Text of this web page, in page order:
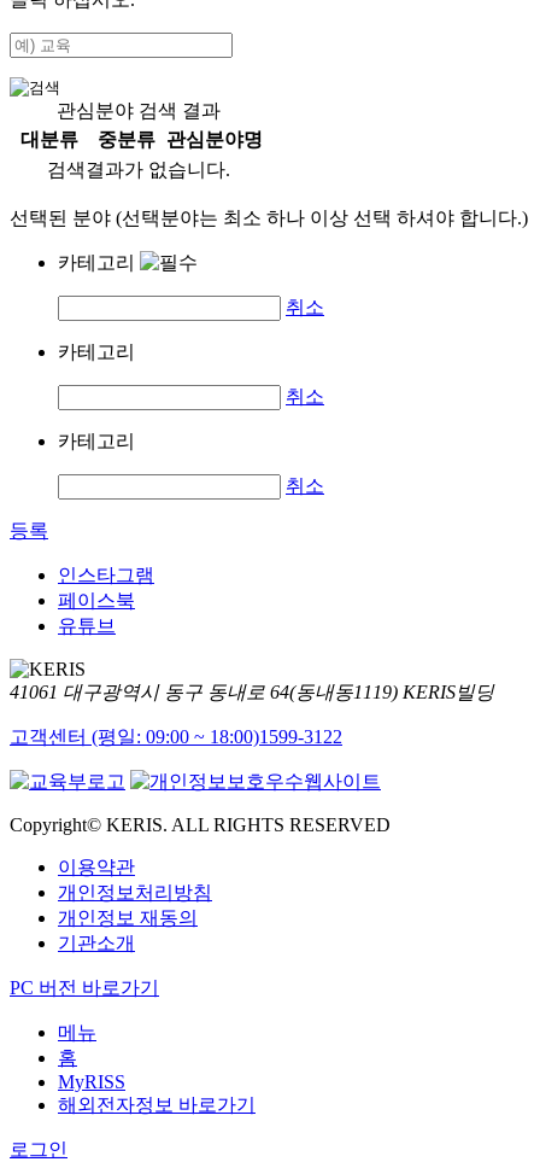
관심분야 검색 결과
대분류
중분류
관심분야명
검색결과가 없습니다.
선택된 분야 (선택분야는 최소 하나 이상 선택 하셔야 합니다.)
카테고리
취소
카테고리
취소
카테고리
취소
등록
인스타그램
페이스북
유튜브
41061 대구광역시 동구 동내로 64(동내동1119) KERIS빌딩
고객센터 (평일: 09:00 ~ 18:00)1599-3122
Copyright© KERIS. ALL RIGHTS RESERVED
이용약관
개인정보처리방침
개인정보 재동의
기관소개
PC 버전 바로가기
메뉴
홈
MyRISS
해외전자정보 바로가기
로그인